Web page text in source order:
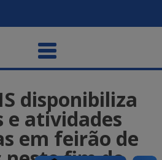
disponibiliza
e atividades
em feirão de